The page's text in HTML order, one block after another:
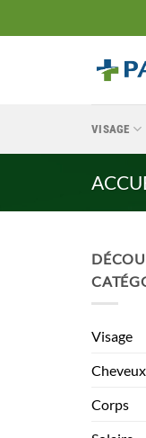
au
VISAGE
Visage
Cheveux
Corps